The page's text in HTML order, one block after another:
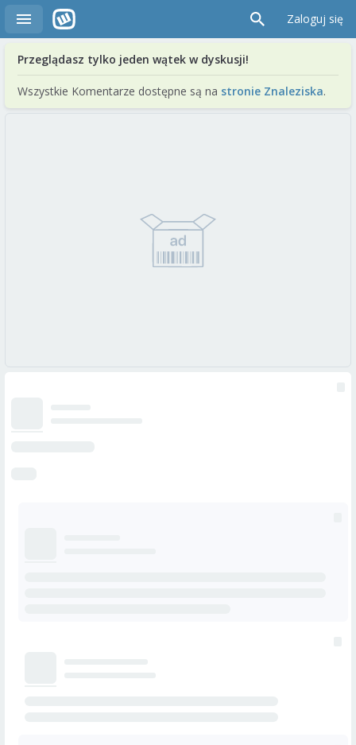
Zaloguj się
Przeglądasz tylko jeden wątek w dyskusji!
Wszystkie Komentarze dostępne są na stronie Znaleziska.